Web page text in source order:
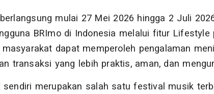
mulai 27 Mei 2026 hingga 2 Juli
BRImo di Indonesia melalui fitur Lifestyle
masyarakat dapat memperoleh pengalaman
transaksi yang lebih praktis, aman, dan
merupakan salah satu festival musik